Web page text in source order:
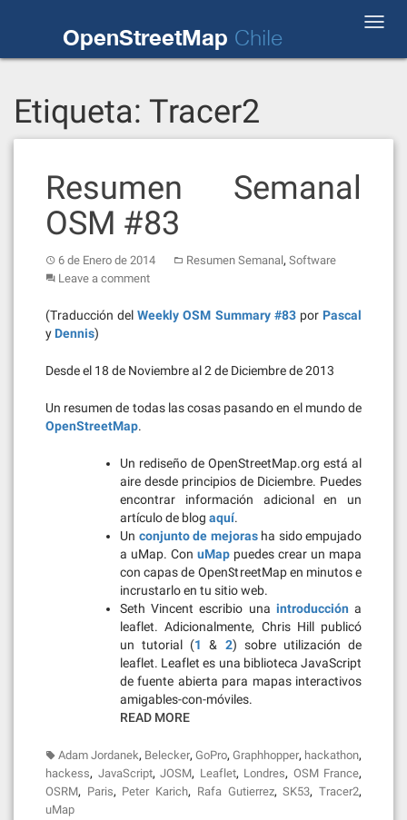
OpenStreetMap Chile
Etiqueta: Tracer2
Resumen Semanal
OSM #83
6 de Enero de 2014 Resumen Semanal, Software
Leave a comment
(Traducción delWeekly OSM Summary #83por Pascal
y Dennis)
Desde el 18 de Noviembre al 2 de Diciembre de 2013
Un resumen de todas las cosas pasando en el mundo de
OpenStreetMap.
Un rediseño de OpenStreetMap.org está al
aire desde principios de Diciembre. Puedes
encontrar información adicional en un
artículo de blog aquí.
Un conjunto de mejorasha sido empujado
a uMap. Con uMap puedes crear un mapa
con capas de OpenStreetMap en minutos e
incrustarlo en tu sitio web.
Seth Vincent escribio una introducción a
leaflet. Adicionalmente, Chris Hill publicó
un tutorial (1 & 2) sobre utilización de
leaflet. Leaflet es una biblioteca JavaScript
de fuente abierta para mapas interactivos
amigables-con-móviles.
READ MORE
Adam Jordanek, Belecker, GoPro, Graphhopper, hackathon,
hackess, JavaScript, JOSM, Leaflet, Londres, OSM France,
OSRM, Paris, Peter Karich, Rafa Gutierrez,SK53,Tracer2,
uMap